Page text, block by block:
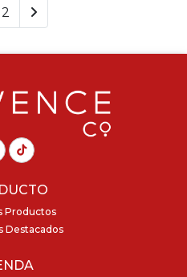
2
Productos
Destacados